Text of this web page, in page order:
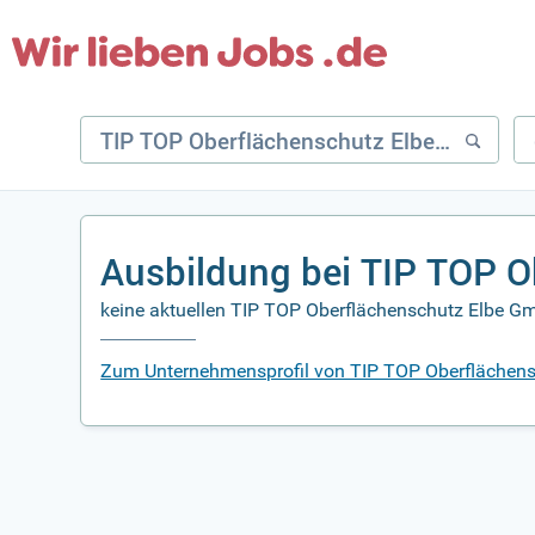
Ausbildung bei TIP TOP
keine aktuellen TIP TOP Oberflächenschutz Elbe
Zum Unternehmensprofil von TIP TOP